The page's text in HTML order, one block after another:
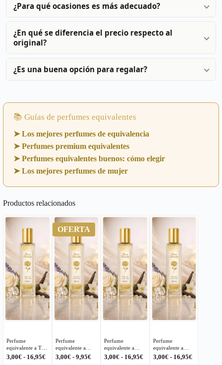
¿Para qué ocasiones es más adecuado?
¿En qué se diferencia el precio respecto al
original?
¿Es una buena opción para regalar?
📚 Guías de perfumes equivalentes
➤ Los mejores perfumes de equivalencia
➤ Perfumes premium equivalentes
➤ Perfumes equivalentes buenos: cómo elegir
➤ Los mejores perfumes de mujer
Productos relacionados
Perfume
equivalente a This
Is Him Zadig &
Voltaire para
3,00€ - 16,95€Rango
OFERTA
Perfume
equivalente a
Invite Only
Amber 23 Kayali
3,00€ - 9,95€Rango
Perfume
equivalente a
Opium Yves Saint
Laurent para
3,00€ - 16,95€Rango
Perfume
equivalente a
Dolce & Gabbana
para Mujer – 55
3,00€ - 16,95€Rango